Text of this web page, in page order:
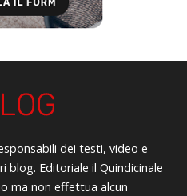
dei testi, video e
blog. Editoriale il Quindicinale
ma non effettua alcun